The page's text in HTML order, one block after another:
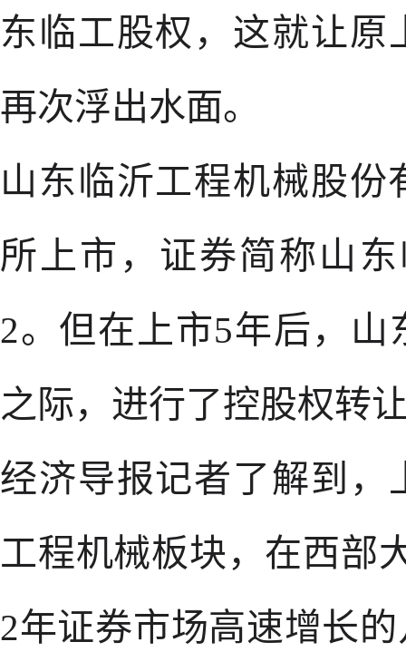
东临工股权，这就让
再次浮出水面。
山东临沂工程机械股份
所上市，证券简称山
2。但在上市5年后，
之际，进行了控股权转
经济导报记者了解到，
工程机械板块，在西部
2年证券市场高速增长